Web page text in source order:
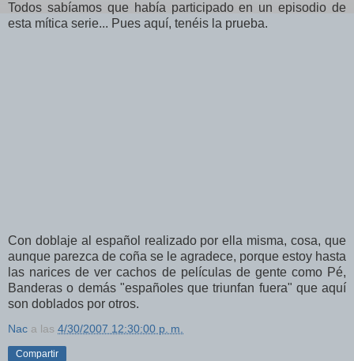
Todos sabíamos que había participado en un episodio de
esta mítica serie... Pues aquí, tenéis la prueba.
Con doblaje al español realizado por ella misma, cosa, que
aunque parezca de coña se le agradece, porque estoy hasta
las narices de ver cachos de películas de gente como Pé,
Banderas o demás "españoles que triunfan fuera" que aquí
son doblados por otros.
Nac a las 4/30/2007 12:30:00 p. m.
Compartir